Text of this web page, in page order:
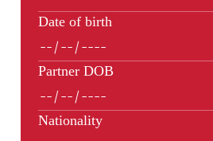
Date of birth
Partner DOB
Nationality